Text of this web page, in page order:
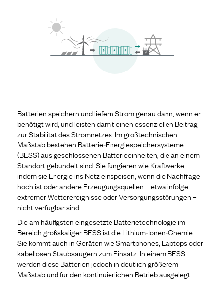
Batterien speichern und liefern Strom genau dann, wenn er
benötigt wird, und leisten damit einen essenziellen Beitrag
zur Stabilität des Stromnetzes. Im großtechnischen
Maßstab bestehen Batterie‑Energiespeichersysteme
(BESS) aus geschlossenen Batterieeinheiten, die an einem
Standort gebündelt sind. Sie fungieren wie Kraftwerke,
indem sie Energie ins Netz einspeisen, wenn die Nachfrage
hoch ist oder andere Erzeugungsquellen – etwa infolge
extremer Wetterereignisse oder Versorgungsstörungen –
nicht verfügbar sind.
Die am häufigsten eingesetzte Batterietechnologie im
Bereich großskaliger BESS ist die Lithium‑Ionen‑Chemie.
Sie kommt auch in Geräten wie Smartphones, Laptops oder
kabellosen Staubsaugern zum Einsatz. In einem BESS
werden diese Batterien jedoch in deutlich größerem
Maßstab und für den kontinuierlichen Betrieb ausgelegt.